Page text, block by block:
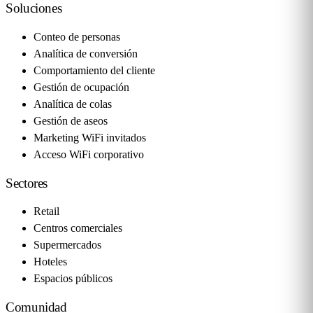
Soluciones
Conteo de personas
Analítica de conversión
Comportamiento del cliente
Gestión de ocupación
Analítica de colas
Gestión de aseos
Marketing WiFi invitados
Acceso WiFi corporativo
Sectores
Retail
Centros comerciales
Supermercados
Hoteles
Espacios públicos
Comunidad